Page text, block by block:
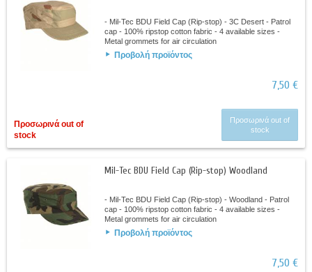
- Mil-Tec BDU Field Cap (Rip-stop) - 3C Desert - Patrol
cap - 100% ripstop cotton fabric - 4 available sizes -
Metal grommets for air circulation
Προβολή προϊόντος
7,50 €
Προσωρινά out of
stock
Προσωρινά out of
stock
Mil-Tec BDU Field Cap (Rip-stop) Woodland
- Mil-Tec BDU Field Cap (Rip-stop) - Woodland - Patrol
cap - 100% ripstop cotton fabric - 4 available sizes -
Metal grommets for air circulation
Προβολή προϊόντος
7,50 €